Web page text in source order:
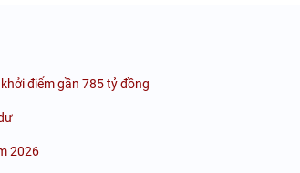
điểm gần 785 tỷ đồng
2026